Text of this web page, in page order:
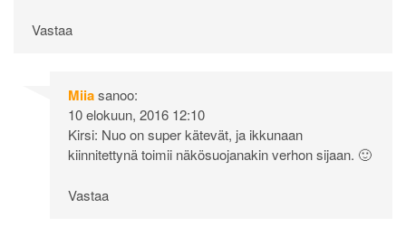
Vastaa
Miiasanoo:
10 elokuun, 2016 12:10
Kirsi: Nuo on super kätevät, ja ikkunaan
kiinnitettynä toimii näkösuojanakin verhon sijaan. 🙂
Vastaa